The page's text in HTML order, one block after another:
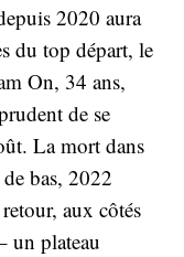
2020 aura
du top départ, le
On, 34 ans,
de se
La mort dans
bas, 2022
aux côtés
un plateau